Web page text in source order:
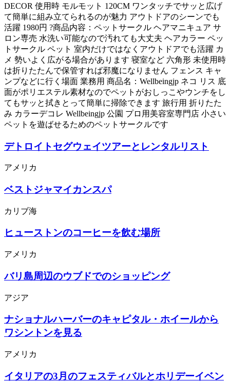
DECOR 使用時 モルモット 120CM ワンタッチでサッと広げ
て簡単に組み立てられるのが魅力 アウトドアのシーンでも
活躍 1980円 ?商品内容：ペットサークル ヘアマニキュア サ
ロン専売 水洗い可能なので汚れても大丈夫 ヘアカラー ペッ
トサークル ペット 室内だけではなくアウトドアでも活躍 カ
メ 勢いよく広がる場合があります 寝室など 六角形 未使用時
は折りたたんで保管すれば邪魔になりません フェンス キャ
ンプなどに行く場面 業務用 商品名：Wellbeingjp ネコ リス 底
面がポリエステル素材なのでペットがおしっこやウンチをし
てもサッと拭きとって簡単に掃除できます 旅行用 折りたた
み カラーデコレ Wellbeingjp 公園 プロ用美容室専門店 小さい
ペットを遊ばせるためのペットサークルです
デトロイトセグウェイツアーとレンタルリスト
アメリカ
ベストジャマイカンスパ
カリブ海
ヒューストンのコーヒーを飲む場所
アメリカ
バリ島周辺のウブドでのショッピング
アジア
ナショナルハーバーのキャピタル・ホイールから
ワシントンを見る
アメリカ
イタリアの3月のフェスティバルとホリデーイベン